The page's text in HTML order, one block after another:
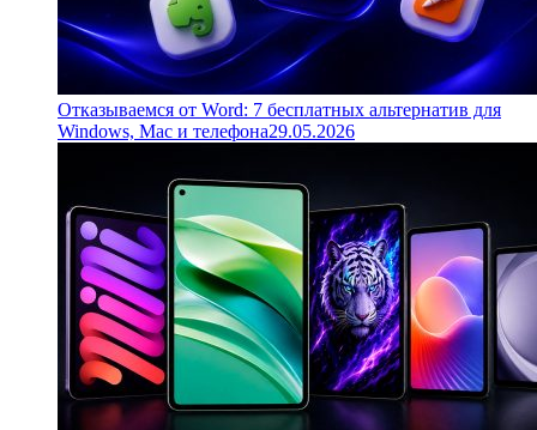
Отказываемся от Word: 7 бесплатных альтернатив для
Windows, Mac и телефона29.05.2026